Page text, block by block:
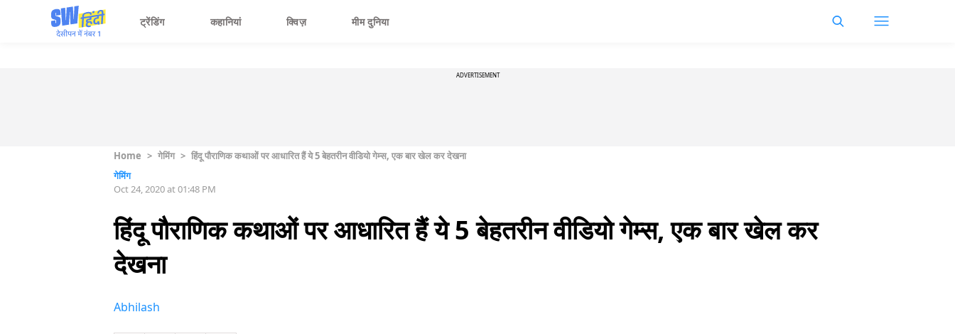
ट्रेंडिंग कहानियां क्विज़ मीम दुनिया
ADVERTISEMENT
Home > गेमिंग > हिंदू पौराणिक कथाओं पर आधारित हैं ये 5 बेहतरीन वीडियो गेम्स, एक बार खेल कर देखना
गेमिंग
Oct 24, 2020 at 01:48 PM
हिंदू पौराणिक कथाओं पर आधारित हैं ये 5 बेहतरीन वीडियो गेम्स, एक बार खेल कर
देखना
Abhilash